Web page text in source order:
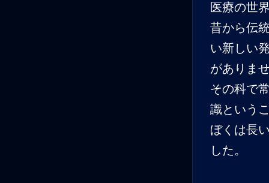
医療の世
昔から伝
い新しい
がありま
その科で
識という
ぼくは長
した。